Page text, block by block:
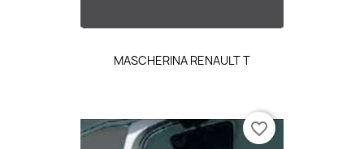
MASCHERINA RENAULT T
favorite_border